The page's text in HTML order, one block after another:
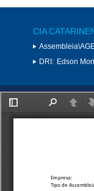
CIA
DRI: Edson